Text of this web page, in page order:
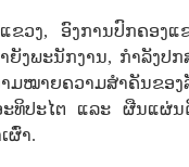
ຂວງ, ອົງການປົກຄອງ
ຍັງພະນັກງານ, ກໍາລັງ
າມໝາຍຄວາມສຳຄັນຂ
ະທິປະໄຕ ແລະ ຜືນແ
ຜົ່າ.